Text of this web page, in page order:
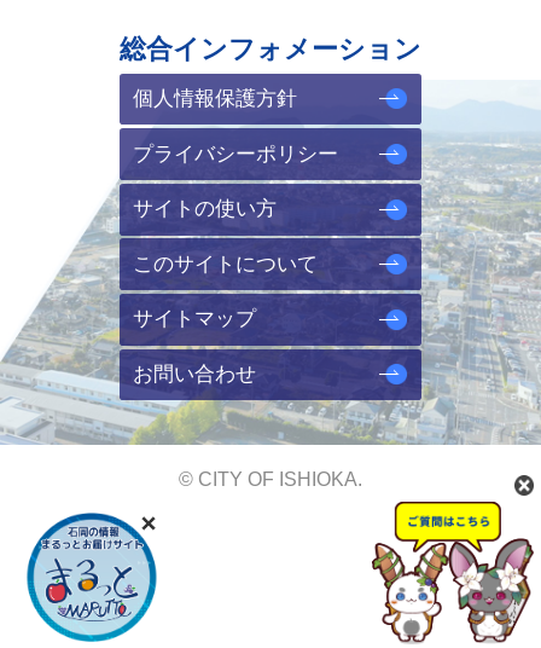
総合インフォメーション
個人情報保護方針
プライバシーポリシー
サイトの使い方
このサイトについて
サイトマップ
お問い合わせ
© CITY OF ISHIOKA.